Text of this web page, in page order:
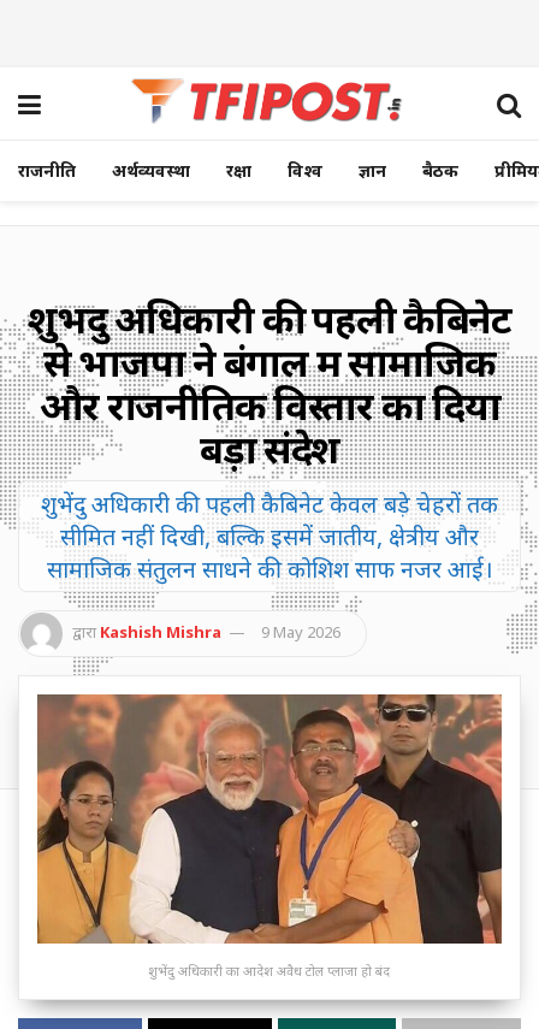
राजनीति अर्थव्यवस्था रक्षा विश्व ज्ञान बैठक
शुभेंदु अधिकारी की पहली कैबिनेट
से भाजपा ने बंगाल में सामाजिक
और राजनीतिक विस्तार का दिया
बड़ा संदेश
शुभेंदु अधिकारी की पहली कैबिनेट केवल बड़े चेहरों तक
सीमित नहीं दिखी, बल्कि इसमें जातीय, क्षेत्रीय और
सामाजिक संतुलन साधने की कोशिश साफ नजर आई।
द्वारा Kashish Mishra 9 May 2026
शुभेंदु अधिकारी का आदेश अवैध टोल प्लाजा हो बंद